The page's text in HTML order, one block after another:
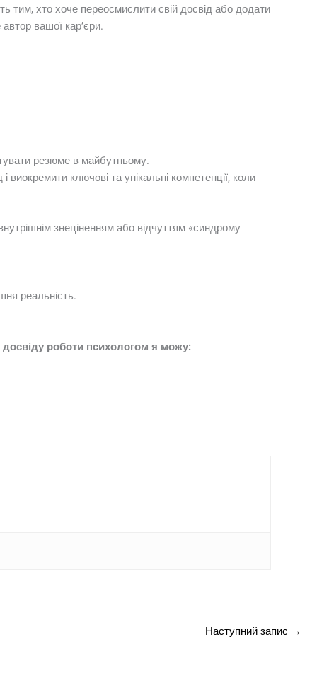
тим, хто хоче переосмислити свій досвід або додати
вашої кар’єри.
резюме в майбутньому.
виокремити ключові та унікальні компетенції, коли
знеціненням або відчуттям «синдрому
реальність.
досвіду роботи психологом я можу:
Наступний запис →